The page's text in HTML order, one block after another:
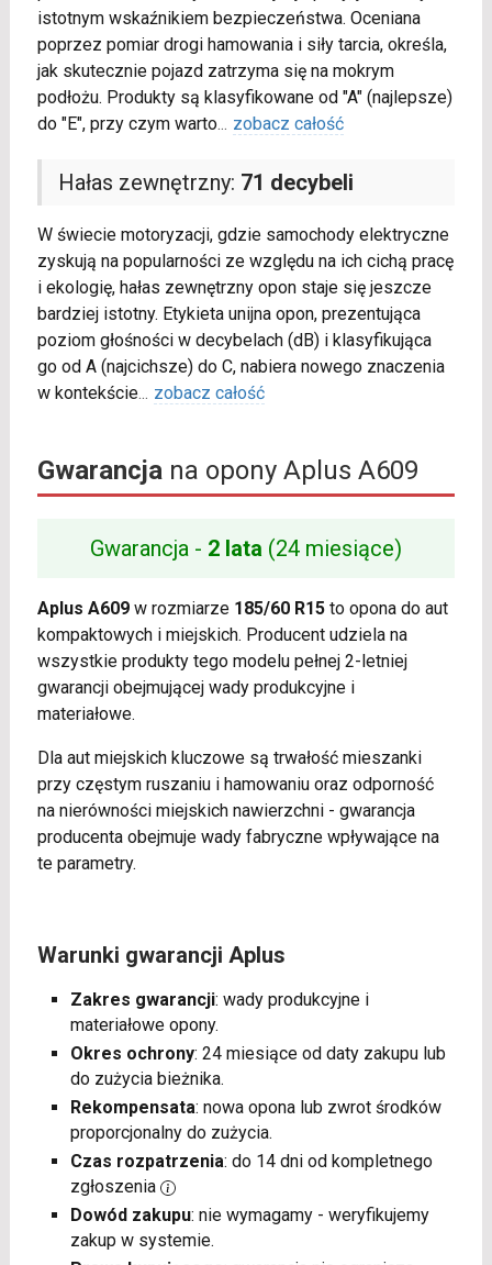
istotnym wskaźnikiem bezpieczeństwa. Oceniana
poprzez pomiar drogi hamowania i siły tarcia, określa,
jak skutecznie pojazd zatrzyma się na mokrym
podłożu. Produkty są klasyfikowane od "A" (najlepsze)
do "E", przy czym warto... zobacz całość
Hałas zewnętrzny: 71 decybeli
W świecie motoryzacji, gdzie samochody elektryczne
zyskują na popularności ze względu na ich cichą pracę
i ekologię, hałas zewnętrzny opon staje się jeszcze
bardziej istotny. Etykieta unijna opon, prezentująca
poziom głośności w decybelach (dB) i klasyfikująca
go od A (najcichsze) do C, nabiera nowego znaczenia
w kontekście... zobacz całość
Gwarancjana opony Aplus A609
Gwarancja - 2 lata (24 miesiące)
Aplus A609w rozmiarze 185/60 R15to opona do aut
kompaktowych i miejskich. Producent udziela na
wszystkie produkty tego modelu pełnej 2-letniej
gwarancji obejmującej wady produkcyjne i
materiałowe.
Dla aut miejskich kluczowe są trwałość mieszanki
przy częstym ruszaniu i hamowaniu oraz odporność
na nierówności miejskich nawierzchni - gwarancja
producenta obejmuje wady fabryczne wpływające na
te parametry.
Warunki gwarancji Aplus
Zakres gwarancji: wady produkcyjne i
materiałowe opony.
Okres ochrony: 24 miesiące od daty zakupu lub
do zużycia bieżnika.
Rekompensata: nowa opona lub zwrot środków
proporcjonalny do zużycia.
Czas rozpatrzenia: do 14 dni od kompletnego
zgłoszenia
Dowód zakupu: nie wymagamy - weryfikujemy
zakup w systemie.